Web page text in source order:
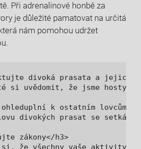
Při adrenalinové honbě za
je důležité⁤ pamatovat‍ na určitá
nám pomohou ​udržet⁢
divoká prasata a jejich
si uvědomit, že jsme hosty
ohleduplní k ostatním lovcům</
lovu divokých prasat se
zákony</h3>
že všechny vaše aktivity v